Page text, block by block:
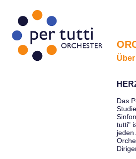
Das
tutti"
jeden